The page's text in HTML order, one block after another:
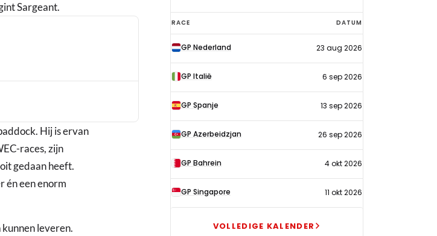
Sargeant.
Hij is ervan
races, zijn
gedaan heeft.
én een enorm
leveren.
F1-
kalender
2026
RACE DATUM
GP Nederland 23 aug 2026
GP Italië 6 sep 2026
GP Spanje 13 sep 2026
GP Azerbeidzjan 26 sep 2026
GP Bahrein 4 okt 2026
GP Singapore 11 okt 2026
VOLLEDIGE KALENDER